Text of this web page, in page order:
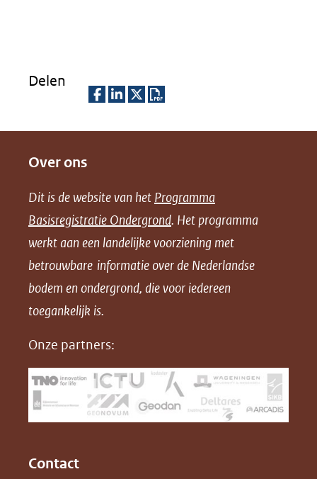
Delen
n
o
p
F
a
c
b
o
o
k
n
o
p
L
i
e
d
I
n
n
o
p
X
(opent
(verwijst
een
l
o
a
d
P
Over ons
Dit is de website van het Programma
Basisregistratie Ondergrond. Het programma
werkt aan een landelijke voorziening met
betrouwbare informatie over de Nederlandse
bodem en ondergrond, die voor iedereen
toegankelijk is.
Onze partners:
Contact